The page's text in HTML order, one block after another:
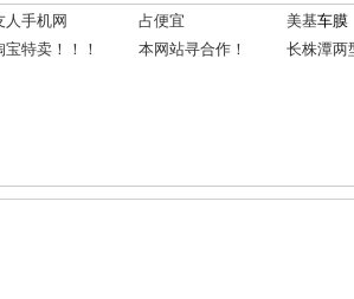
人手机网 占便宜 美基车膜
宝特卖！！！ 本网站寻合作！ 长株潭两